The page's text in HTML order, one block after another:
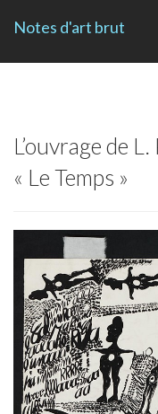
Notes d'art brut
L’ouvrage de
« Le Temps »